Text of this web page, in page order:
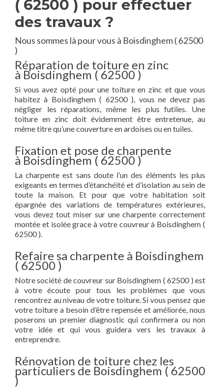
( 62500 ) pour effectuer
des travaux ?
Nous sommes là pour vous à Boisdinghem ( 62500
)
Réparation de toiture en zinc
à Boisdinghem ( 62500 )
Si vous avez opté pour une toiture en zinc et que vous
habitez à Boisdinghem ( 62500 ), vous ne devez pas
négliger les réparations, même les plus futiles. Une
toiture en zinc doit évidemment être entretenue, au
même titre qu’une couverture en ardoises ou en tuiles.
Fixation et pose de charpente
à Boisdinghem ( 62500 )
La charpente est sans doute l’un des éléments les plus
exigeants en termes d’étanchéité et d’isolation au sein de
toute la maison. Et pour que votre habitation soit
épargnée des variations de températures extérieures,
vous devez tout miser sur une charpente correctement
montée et isolée grace à votre couvreur à Boisdinghem (
62500 ).
Refaire sa charpente à Boisdinghem
( 62500 )
Notre société de couvreur sur Boisdinghem ( 62500 ) est
à votre écoute pour tous les problèmes que vous
rencontrez au niveau de votre toiture. Si vous pensez que
votre toiture a besoin d’être repensée et améliorée, nous
poserons un premier diagnostic qui confirmera ou non
votre idée et qui vous guidera vers les travaux à
entreprendre.
Rénovation de toiture chez les
particuliers de Boisdinghem ( 62500
)